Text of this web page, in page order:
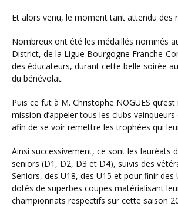
Et alors venu, le moment tant attendu des
Nombreux ont été les médaillés nominés au nom des clubs, du
District, de la Ligue Bourgogne Franche-
des éducateurs, durant cette belle soirée
du bénévolat.
Puis ce fut à M. Christophe NOGUES qu’est revenue la délicate
mission d’appeler tous les clubs
afin de se voir remettre les trophées qui
Ainsi successivement, ce sont les lauréats des compétitions
seniors (D1, D2, D3 et D4), suivis des
Seniors, des U18, des U15 et pour finir des
dotés de superbes coupes matérialisant
championnats respectifs sur cette saison